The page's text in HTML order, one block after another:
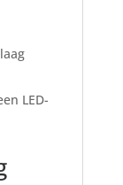
LED-